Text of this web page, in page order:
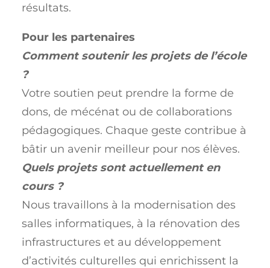
résultats.
Pour les partenaires
Comment soutenir les projets de l’école
?
Votre soutien peut prendre la forme de
dons, de mécénat ou de collaborations
pédagogiques. Chaque geste contribue à
bâtir un avenir meilleur pour nos élèves.
Quels projets sont actuellement en
cours ?
Nous travaillons à la modernisation des
salles informatiques, à la rénovation des
infrastructures et au développement
d’activités culturelles qui enrichissent la